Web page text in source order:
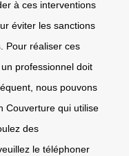
à ces interventions
éviter les sanctions
Pour réaliser ces
professionnel doit
nous pouvons
Couverture qui utilise
des
le téléphoner